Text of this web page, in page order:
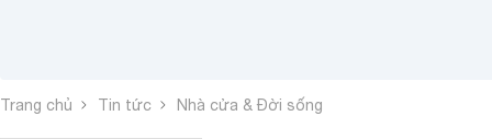
Trang chủ Tin tức Nhà cửa & Đời sống